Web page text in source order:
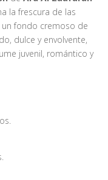
la frescura de las
fondo cremoso de
dulce y envolvente,
juvenil, romántico y